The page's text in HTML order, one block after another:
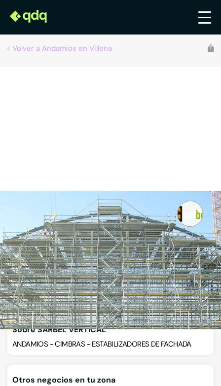
Volver a Andamios en Villena
Calle Vinalopo 10, 03400, Villena, Alicante
VISITAR WEB CÓMO LLEGAR
Llamar ahora
Sobre SARBEL VERTICAL
ANDAMIOS - CIMBRAS - ESTABILIZADORES DE FACHADA
Otros negocios en tu zona